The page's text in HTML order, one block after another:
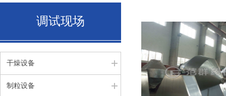
调试现场
干燥设备
制粒设备